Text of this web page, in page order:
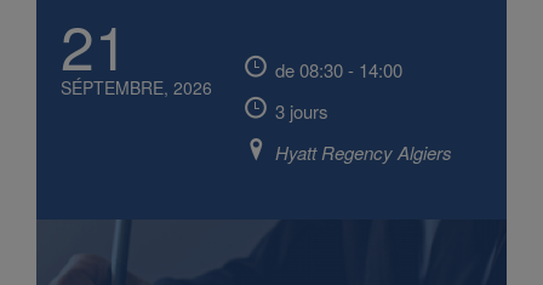
22
SÉPTEMBRE, 2026
de 08:30 - 14:00
2 jours
Hyatt Regency Algiers